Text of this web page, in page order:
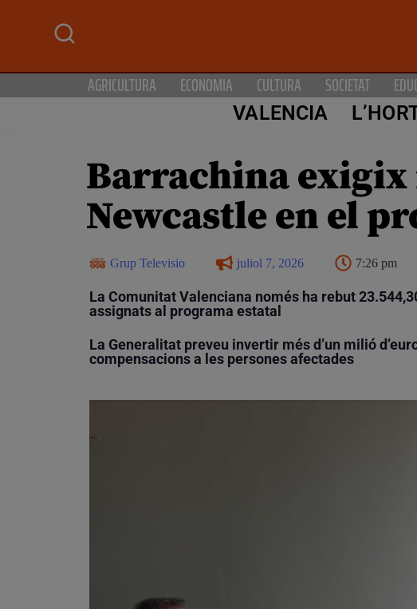
AGRICULTURA ECONOMIA CULTURA SOCIETAT
VALENCIA
Barrachina
Newcastle en el
Grup Televisio juliol 7, 2026 7:26 pm
La Comunitat Valenciana només ha rebut
assignats al programa estatal
La Generalitat preveu invertir més d’un milió
compensacions a les persones afectades